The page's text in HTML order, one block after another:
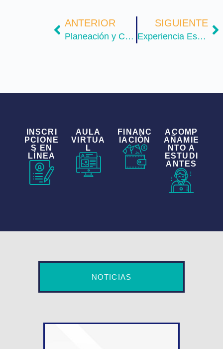
ANTERIOR
Planeación y Calidad
SIGUIENTE
Experiencia Estudiantil
INSCRI
PCIONE
S EN
LÍNEA
AULA
VIRTUA
L
FINANC
IACIÓN
ACOMP
AÑAMIE
NTO A
ESTUDI
ANTES
NOTICIAS